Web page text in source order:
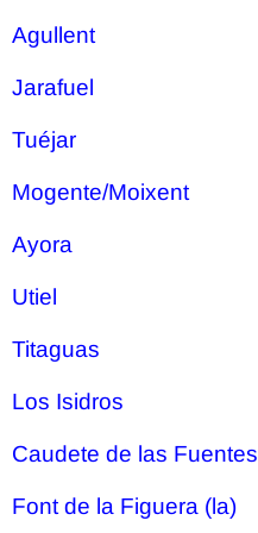
Agullent
Jarafuel
Tuéjar
Mogente/Moixent
Ayora
Utiel
Titaguas
Los Isidros
Caudete de las Fuentes
Font de la Figuera (la)